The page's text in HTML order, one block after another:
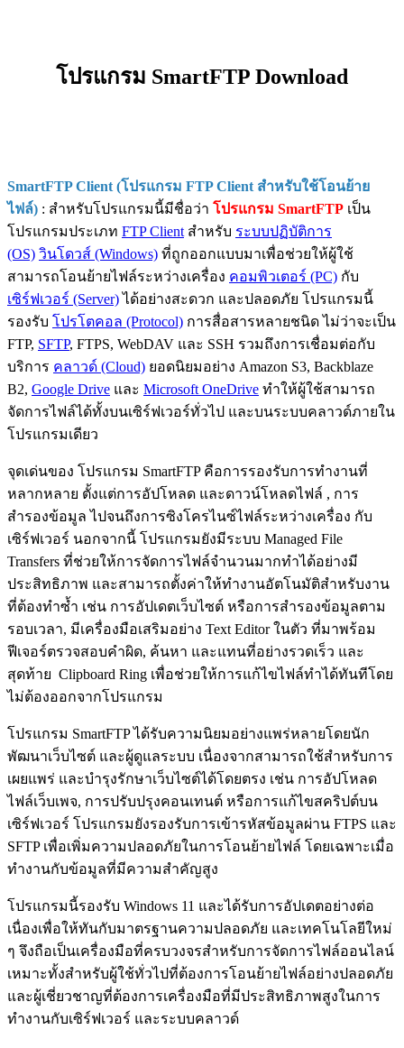
โปรแกรม SmartFTP Download
SmartFTP Client (โปรแกรม FTP Client สำหรับใช้โอนย้าย
ไฟล์) : สำหรับโปรแกรมนี้มีชื่อว่า โปรแกรม SmartFTP เป็น
โปรแกรมประเภท FTP Client สำหรับ ระบบปฏิบัติการ
(OS) วินโดวส์ (Windows) ที่ถูกออกแบบมาเพื่อช่วยให้ผู้ใช้
สามารถโอนย้ายไฟล์ระหว่างเครื่อง คอมพิวเตอร์ (PC) กับ
เซิร์ฟเวอร์ (Server)ได้อย่างสะดวก และปลอดภัย โปรแกรมนี้
รองรับ โปรโตคอล (Protocol) การสื่อสารหลายชนิด ไม่ว่าจะเป็น
FTP, SFTP, FTPS, WebDAV และ SSH รวมถึงการเชื่อมต่อกับ
บริการ คลาวด์ (Cloud) ยอดนิยมอย่าง Amazon S3, Backblaze
B2, Google Drive และ Microsoft OneDrive ทำให้ผู้ใช้สามารถ
จัดการไฟล์ได้ทั้งบนเซิร์ฟเวอร์ทั่วไป และบนระบบคลาวด์ภายใน
โปรแกรมเดียว
จุดเด่นของ โปรแกรม SmartFTP คือการรองรับการทำงานที่
หลากหลาย ตั้งแต่การอัปโหลด และดาวน์โหลดไฟล์ , การ
สำรองข้อมูล ไปจนถึงการซิงโครไนซ์ไฟล์ระหว่างเครื่อง กับ
เซิร์ฟเวอร์ นอกจากนี้ โปรแกรมยังมีระบบ Managed File
Transfers ที่ช่วยให้การจัดการไฟล์จำนวนมากทำได้อย่างมี
ประสิทธิภาพ และสามารถตั้งค่าให้ทำงานอัตโนมัติสำหรับงาน
ที่ต้องทำซ้ำ เช่น การอัปเดตเว็บไซต์ หรือการสำรองข้อมูลตาม
รอบเวลา, มีเครื่องมือเสริมอย่าง Text Editor ในตัว ที่มาพร้อม
ฟีเจอร์ตรวจสอบคำผิด, ค้นหา และแทนที่อย่างรวดเร็ว และ
สุดท้าย Clipboard Ring เพื่อช่วยให้การแก้ไขไฟล์ทำได้ทันทีโดย
ไม่ต้องออกจากโปรแกรม
โปรแกรม SmartFTP ได้รับความนิยมอย่างแพร่หลายโดยนัก
พัฒนาเว็บไซต์ และผู้ดูแลระบบ เนื่องจากสามารถใช้สำหรับการ
เผยแพร่ และบำรุงรักษาเว็บไซต์ได้โดยตรง เช่น การอัปโหลด
ไฟล์เว็บเพจ, การปรับปรุงคอนเทนต์ หรือการแก้ไขสคริปต์บน
เซิร์ฟเวอร์ โปรแกรมยังรองรับการเข้ารหัสข้อมูลผ่าน FTPS และ
SFTP เพื่อเพิ่มความปลอดภัยในการโอนย้ายไฟล์ โดยเฉพาะเมื่อ
ทำงานกับข้อมูลที่มีความสำคัญสูง
โปรแกรมนี้รองรับ Windows 11 และได้รับการอัปเดตอย่างต่อ
เนื่องเพื่อให้ทันกับมาตรฐานความปลอดภัย และเทคโนโลยีใหม่
ๆ จึงถือเป็นเครื่องมือที่ครบวงจรสำหรับการจัดการไฟล์ออนไลน์
เหมาะทั้งสำหรับผู้ใช้ทั่วไปที่ต้องการโอนย้ายไฟล์อย่างปลอดภัย
และผู้เชี่ยวชาญที่ต้องการเครื่องมือที่มีประสิทธิภาพสูงในการ
ทำงานกับเซิร์ฟเวอร์ และระบบคลาวด์